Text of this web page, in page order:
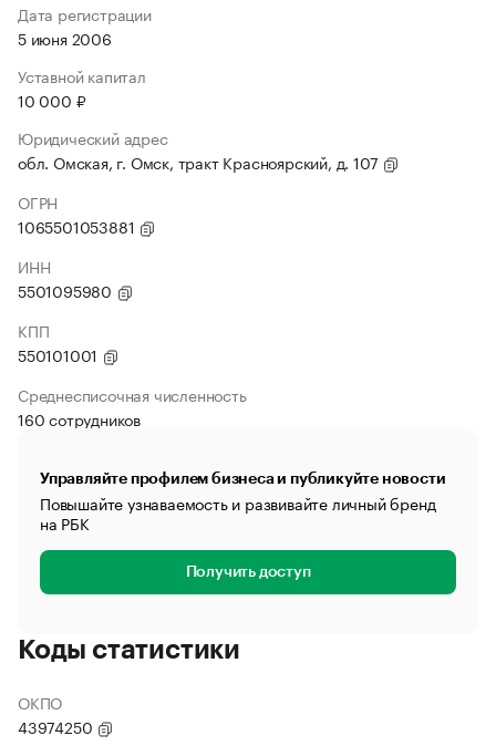
Дата регистрации
5 июня 2006
Уставной капитал
10 000 ₽
Юридический адрес
обл. Омская, г. Омск, тракт Красноярский, д. 107
ОГРН
1065501053881
ИНН
5501095980
КПП
550101001
Среднесписочная численность
160 сотрудников
Управляйте профилем бизнеса и публикуйте новости
Повышайте узнаваемость и развивайте личный бренд
на РБК
Получить доступ
Коды статистики
ОКПО
43974250